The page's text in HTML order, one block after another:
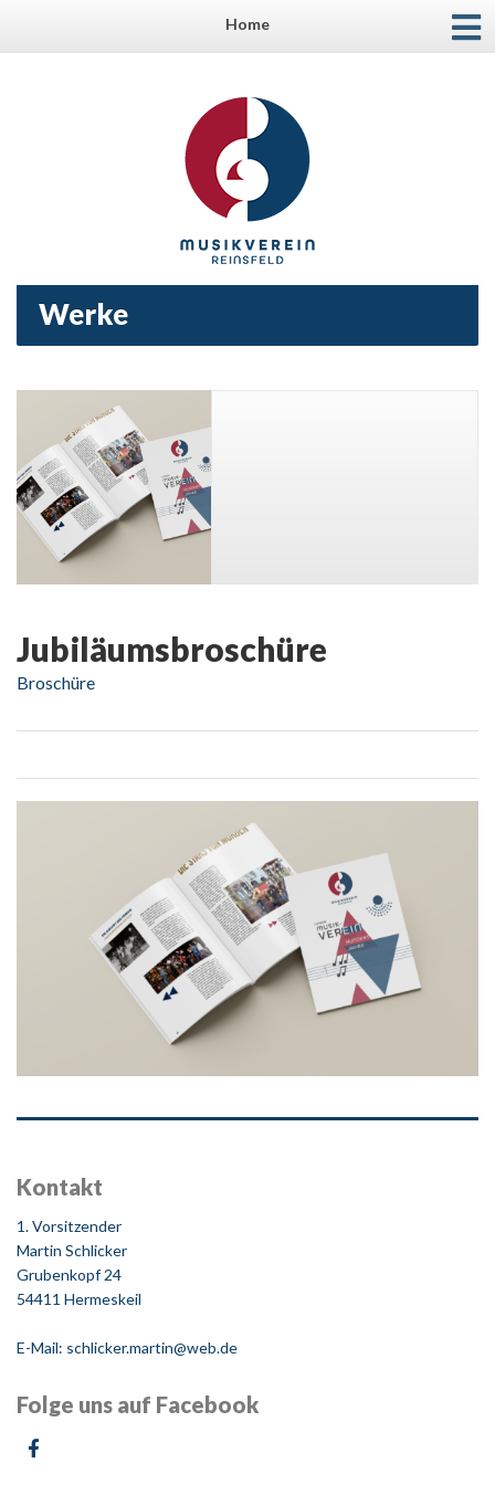
Home
Werke
Jubiläumsbroschüre
Broschüre
Kontakt
1. Vorsitzender
Martin Schlicker
Grubenkopf 24
54411 Hermeskeil
E-Mail: schlicker.martin@web.de
Folge uns auf Facebook